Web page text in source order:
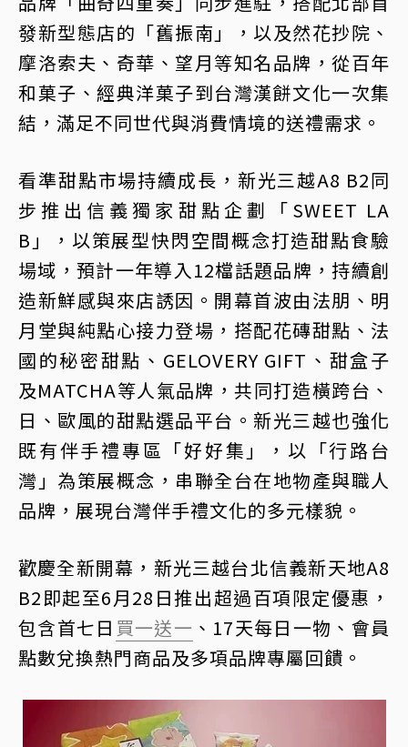
發新型態店的「舊振南」，以及然花抄院、
摩洛索夫、奇華、望月等知名品牌，從百年
和菓子、經典洋菓子到台灣漢餅文化一次集
結，滿足不同世代與消費情境的送禮需求。
看準甜點市場持續成長，新光三越A8 B2同
步推出信義獨家甜點企劃「SWEET LA
B」，以策展型快閃空間概念打造甜點食驗
場域，預計一年導入12檔話題品牌，持續創
造新鮮感與來店誘因。開幕首波由法朋、明
月堂與純點心接力登場，搭配花磚甜點、法
國的秘密甜點、GELOVERY GIFT、甜盒子
及MATCHA等人氣品牌，共同打造橫跨台、
日、歐風的甜點選品平台。新光三越也強化
既有伴手禮專區「好好集」，以「行路台
灣」為策展概念，串聯全台在地物產與職人
品牌，展現台灣伴手禮文化的多元樣貌。
歡慶全新開幕，新光三越台北信義新天地A8
B2即起至6月28日推出超過百項限定優惠，
包含首七日 買一送一 、17天每日一物、會員
點數兌換熱門商品及多項品牌專屬回饋。